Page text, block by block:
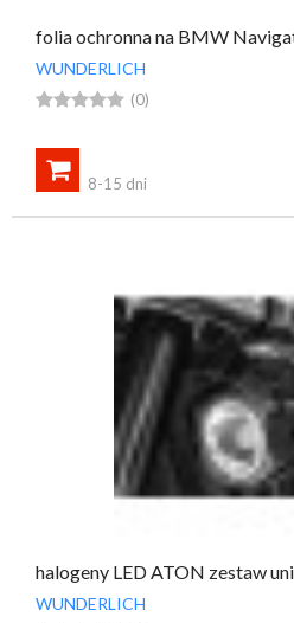
folia ochronna na BMW
WUNDERLICH
 (0)

8-15 dni
halogeny LED ATON zestaw
WUNDERLICH